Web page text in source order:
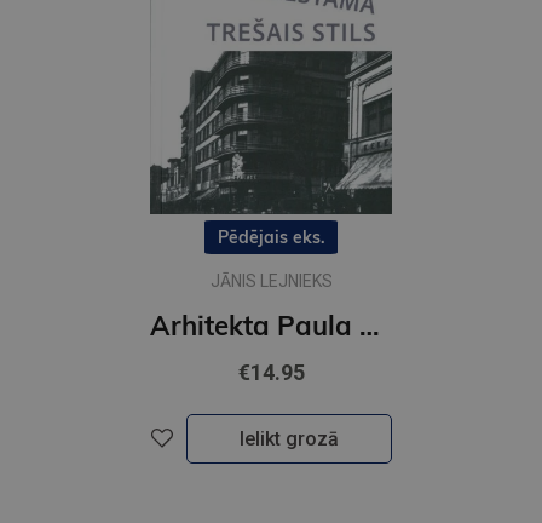
Pēdējais eks.
JĀNIS LEJNIEKS
Arhitekta Paula Mandelštama trešais stils
€14.95
Ielikt grozā